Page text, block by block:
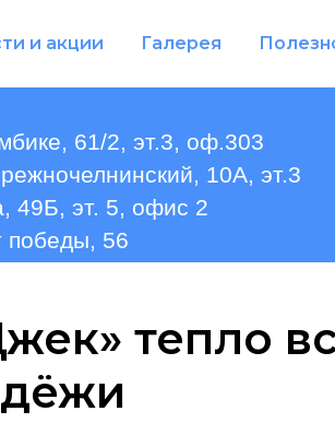
и акции Галерея
61/2, эт.3, оф.303
10А, эт.3
49Б, эт. 5, офис 2
победы, 56
тепло